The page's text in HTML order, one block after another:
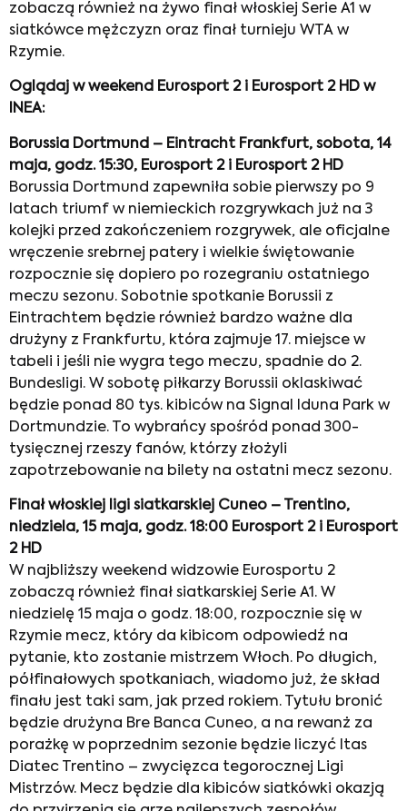
zobaczą również na żywo finał włoskiej Serie A1 w
siatkówce mężczyzn oraz finał turnieju WTA w
Rzymie.
Oglądaj w weekend Eurosport 2 i Eurosport 2 HD w
INEA:
Borussia Dortmund – Eintracht Frankfurt, sobota, 14
maja, godz. 15:30, Eurosport 2 i Eurosport 2 HD
Borussia Dortmund zapewniła sobie pierwszy po 9
latach triumf w niemieckich rozgrywkach już na 3
kolejki przed zakończeniem rozgrywek, ale oficjalne
wręczenie srebrnej patery i wielkie świętowanie
rozpocznie się dopiero po rozegraniu ostatniego
meczu sezonu. Sobotnie spotkanie Borussii z
Eintrachtem będzie również bardzo ważne dla
drużyny z Frankfurtu, która zajmuje 17. miejsce w
tabeli i jeśli nie wygra tego meczu, spadnie do 2.
Bundesligi. W sobotę piłkarzy Borussii oklaskiwać
będzie ponad 80 tys. kibiców na Signal Iduna Park w
Dortmundzie. To wybrańcy spośród ponad 300-
tysięcznej rzeszy fanów, którzy złożyli
zapotrzebowanie na bilety na ostatni mecz sezonu.
Finał włoskiej ligi siatkarskiej Cuneo – Trentino,
niedziela, 15 maja, godz. 18:00 Eurosport 2 i Eurosport
2 HD
W najbliższy weekend widzowie Eurosportu 2
zobaczą również finał siatkarskiej Serie A1. W
niedzielę 15 maja o godz. 18:00, rozpocznie się w
Rzymie mecz, który da kibicom odpowiedź na
pytanie, kto zostanie mistrzem Włoch. Po długich,
półfinałowych spotkaniach, wiadomo już, że skład
finału jest taki sam, jak przed rokiem. Tytułu bronić
będzie drużyna Bre Banca Cuneo, a na rewanż za
porażkę w poprzednim sezonie będzie liczyć Itas
Diatec Trentino – zwycięzca tegorocznej Ligi
Mistrzów. Mecz będzie dla kibiców siatkówki okazją